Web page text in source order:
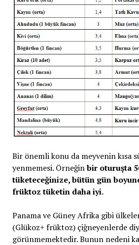
Bir önemli konu da meyvenin kısa
yenmemesi. Örneğinbir oturuşta
tüketeceğinize, bütün gün
früktoz tüketin daha iyi.
Panama ve Güney Afrika gibi
(Glükoz+ früktoz) çiğneyenlerde
görünmemektedir. Bunun nedeni